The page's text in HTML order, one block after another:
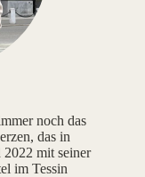
noch das
das in
mit seiner
im Tessin